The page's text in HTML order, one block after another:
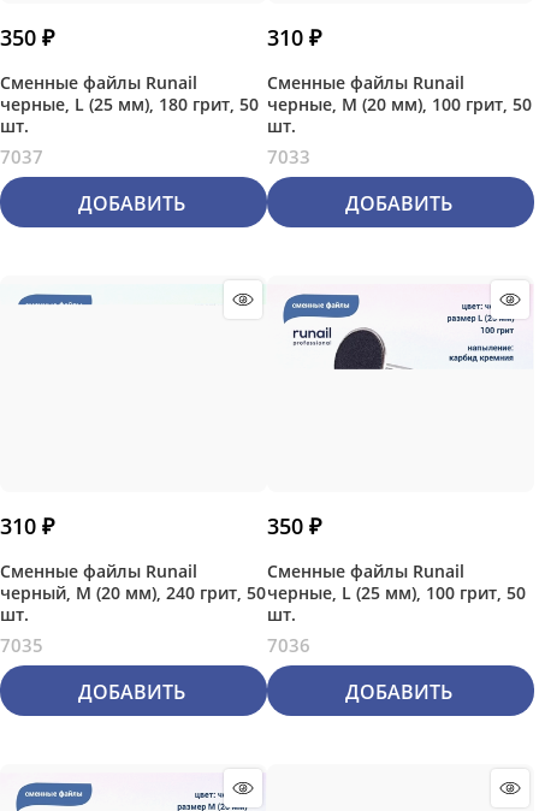
350 ₽
Сменные файлы Runail
черные, L (25 мм), 180 грит, 50
шт.
7037
ДОБАВИТЬ
310 ₽
Сменные файлы Runail
черные, М (20 мм), 100 грит, 50
шт.
7033
ДОБАВИТЬ
310 ₽
Сменные файлы Runail
черный, М (20 мм), 240 грит, 50
шт.
7035
ДОБАВИТЬ
350 ₽
Сменные файлы Runail
черные, L (25 мм), 100 грит, 50
шт.
7036
ДОБАВИТЬ